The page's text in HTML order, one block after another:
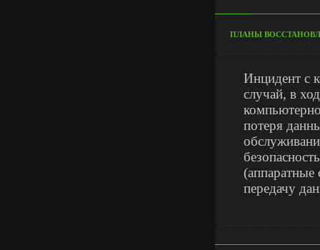
ПЛАНЫ
Инцидент с
случай, в
потеря
передачу